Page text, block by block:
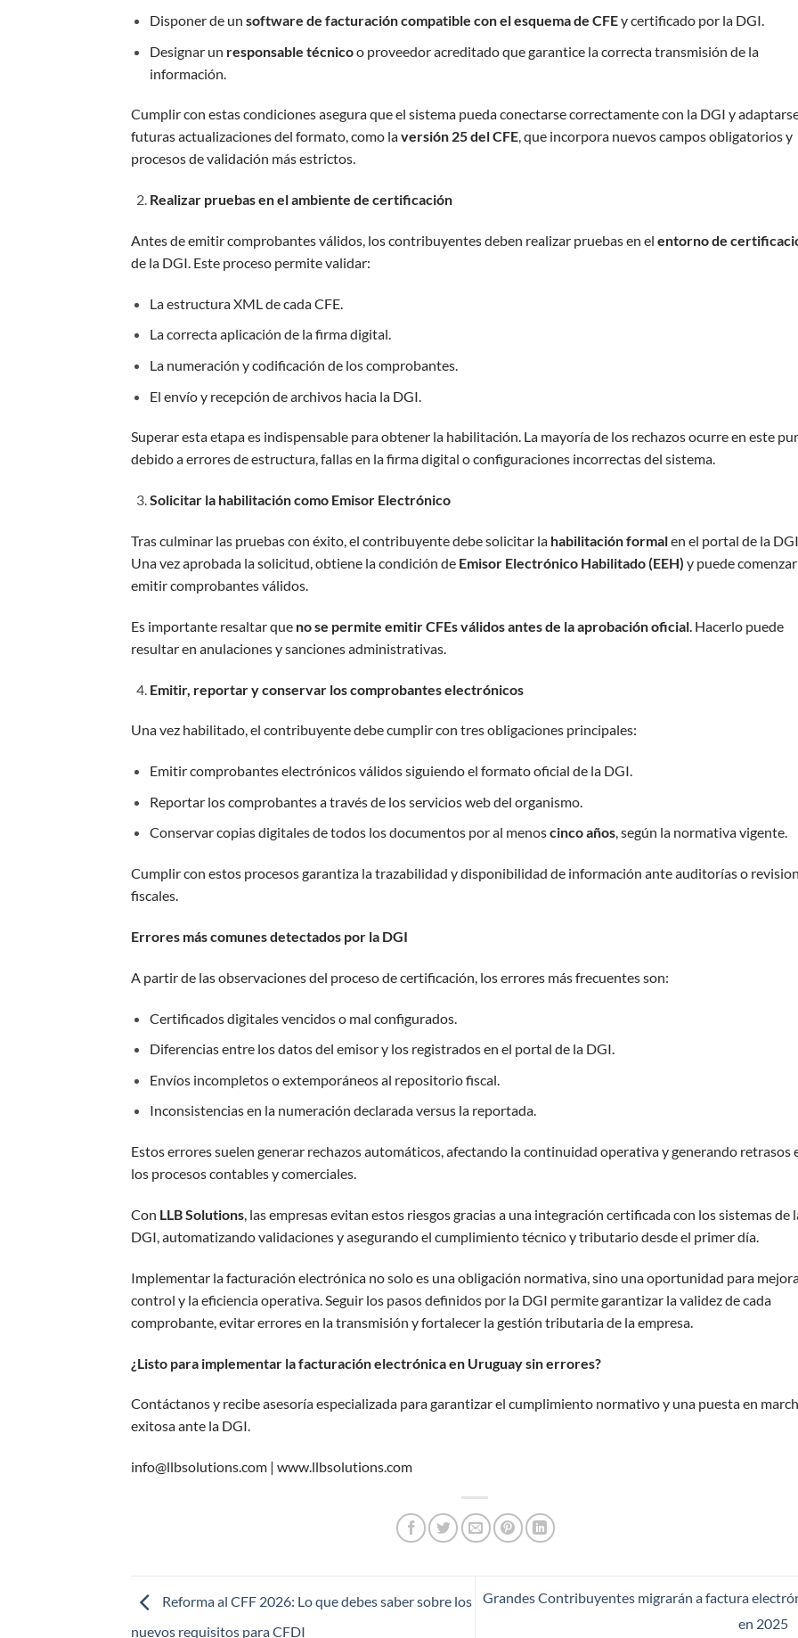
Disponer de un software de facturación compatible con el esquema de CFEy certificado por la DGI.
Designar un responsable técnicoo proveedor acreditado que garantice la correcta transmisión de la
información.
Cumplir con estas condiciones asegura que el sistema pueda conectarse correctamente con la DGI y
futuras actualizaciones del formato, como laversión 25 del CFE, que incorpora nuevos campos obligatorios y
procesos de validación más estrictos.
Realizar pruebas en el ambiente de certificación
Antes de emitir comprobantes válidos, los contribuyentes deben realizar pruebas en el entorno de
de la DGI. Este proceso permite validar:
La estructura XML de cada CFE.
La correcta aplicación de la firma digital.
La numeración y codificación de los comprobantes.
El envío y recepción de archivos hacia la DGI.
Superar esta etapa es indispensable para obtener la habilitación. La mayoría de los rechazos ocurre en este
debido a errores de estructura, fallas en la firma digital o configuraciones incorrectas del sistema.
Solicitar la habilitación como Emisor Electrónico
Tras culminar las pruebas con éxito, el contribuyente debe solicitar la habilitación formalen el portal de la
Una vez aprobada la solicitud, obtiene la condición de Emisor Electrónico Habilitado (EEH) y puede
emitir comprobantes válidos.
Es importante resaltar que no se permite emitir CFEs válidos antes de la aprobación oficial . Hacerlo puede
resultar en anulaciones y sanciones administrativas.
Emitir, reportar y conservar los comprobantes electrónicos
Una vez habilitado, el contribuyente debe cumplir con tres obligaciones principales:
Emitir comprobantes electrónicos válidos siguiendo el formato oficial de la DGI.
Reportar los comprobantes a través de los servicios web del organismo.
Conservar copias digitales de todos los documentos por al menoscinco años, según la normativa vigente.
Cumplir con estos procesos garantiza la trazabilidad y disponibilidad de información ante auditorías o
fiscales.
Errores más comunes detectados por la DGI
A partir de las observaciones del proceso de certificación, los errores más frecuentes son:
Certificados digitales vencidos o mal configurados.
Diferencias entre los datos del emisor y los registrados en el portal de la DGI.
Envíos incompletos o extemporáneos al repositorio fiscal.
Inconsistencias en la numeración declarada versus la reportada.
Estos errores suelen generar rechazos automáticos, afectando la continuidad operativa y generando retrasos
los procesos contables y comerciales.
Con LLB Solutions, las empresas evitan estos riesgos gracias a una integración certificada con los sistemas de
DGI, automatizando validaciones y asegurando el cumplimiento técnico y tributario desde el primer día.
Implementar la facturación electrónica no solo es una obligación normativa, sino una oportunidad para
control y la eficiencia operativa. Seguir los pasos definidos por la DGI permite garantizar la validez de cada
comprobante, evitar errores en la transmisión y fortalecer la gestión tributaria de la empresa.
¿Listo para implementar la facturación electrónica en Uruguay sin errores?
Contáctanos y recibe asesoría especializada para garantizar el cumplimiento normativo y una puesta en
exitosa ante la DGI.
info@llbsolutions.com | www.llbsolutions.com
Reforma al CFF 2026: Lo que debes saber sobre los
nuevos requisitos para CFDI
Grandes Contribuyentes migrarán a factura
en 2025